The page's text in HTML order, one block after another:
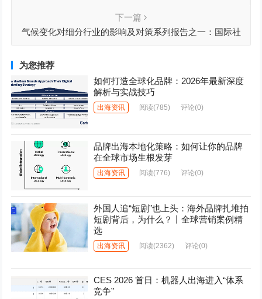
下一篇
气候变化对细分行业的影响及对策系列报告之一：国际社
为您推荐
如何打造全球化品牌：2026年最新深度
解析与实战技巧
出海资讯 阅读(785) 评论(0)
品牌出海本地化策略：如何让你的品牌
在全球市场生根发芽
出海资讯 阅读(776) 评论(0)
外国人追“短剧”也上头：海外品牌扎堆拍
短剧背后，为什么？丨全球营销案例精
选
出海资讯 阅读(2362) 评论(0)
CES 2026 首日：机器人出海进入“体系
竞争”